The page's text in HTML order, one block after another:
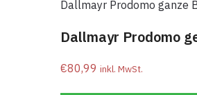
Dallmayr Prodomo ganze
Dallmayr Prodomo
€80,99 inkl. MwSt.